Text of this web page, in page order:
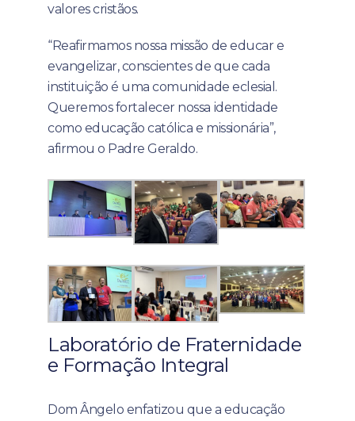
valores cristãos.
“Reafirmamos nossa missão de educar e
evangelizar, conscientes de que cada
instituição é uma comunidade eclesial.
Queremos fortalecer nossa identidade
como educação católica e missionária”,
afirmou o Padre Geraldo.
Laboratório de Fraternidade
e Formação Integral
Dom Ângelo enfatizou que a educação